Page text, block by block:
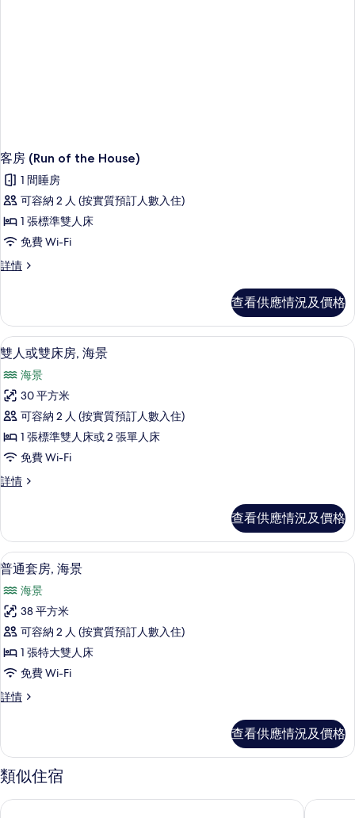
客房 (Run of the House)
1 間睡房
可容納 2 人 (按實質預訂人數入住)
1 張標準雙人床
免費 Wi-Fi
詳情
客
the
House)
詳
查看供應情況及價格
載
入
所
有
雙
人
或
雙
房,
海
景
的
相
片
雙人或雙床房, 海景 | 防敏寢具、迷你
3
雙人或雙床房, 海景
海景
30 平方米
可容納 2 人 (按實質預訂人數入住)
1 張標準雙人床或 2 張單人床
免費 Wi-Fi
詳情
雙
床
房,
海
景
詳
情
查看供應情況及價格
載
入
所
有
普
通
套
房,
景
的
相
片
普通套房, 海景 | 防敏寢具、迷你吧、
1
普通套房, 海景
海景
38 平方米
可容納 2 人 (按實質預訂人數入住)
1 張特大雙人床
免費 Wi-Fi
詳情
普
海
景
詳
查看供應情況及價格
類似住宿
羅得島庫克民宿 林多斯